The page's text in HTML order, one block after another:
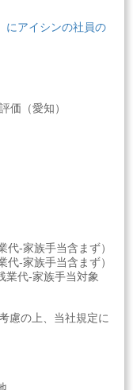
にアイシンの社員の
価（愛知）
-家族手当含まず）
-家族手当含まず）
業代-家族手当対象
慮の上、当社規定に